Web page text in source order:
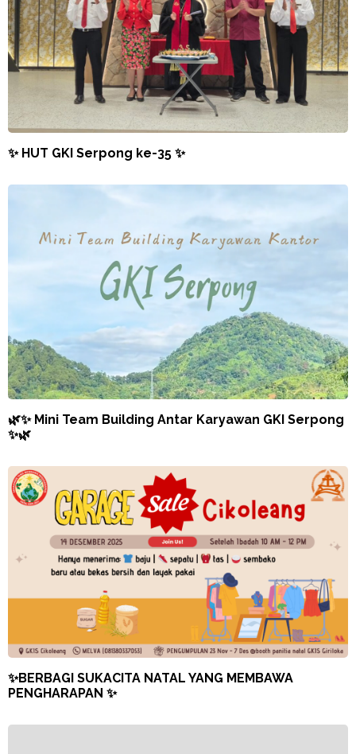
✨ HUT GKI Serpong ke-35 ✨
🌿✨ Mini Team Building Antar Karyawan GKI Serpong
✨🌿
✨BERBAGI SUKACITA NATAL YANG MEMBAWA
PENGHARAPAN ✨